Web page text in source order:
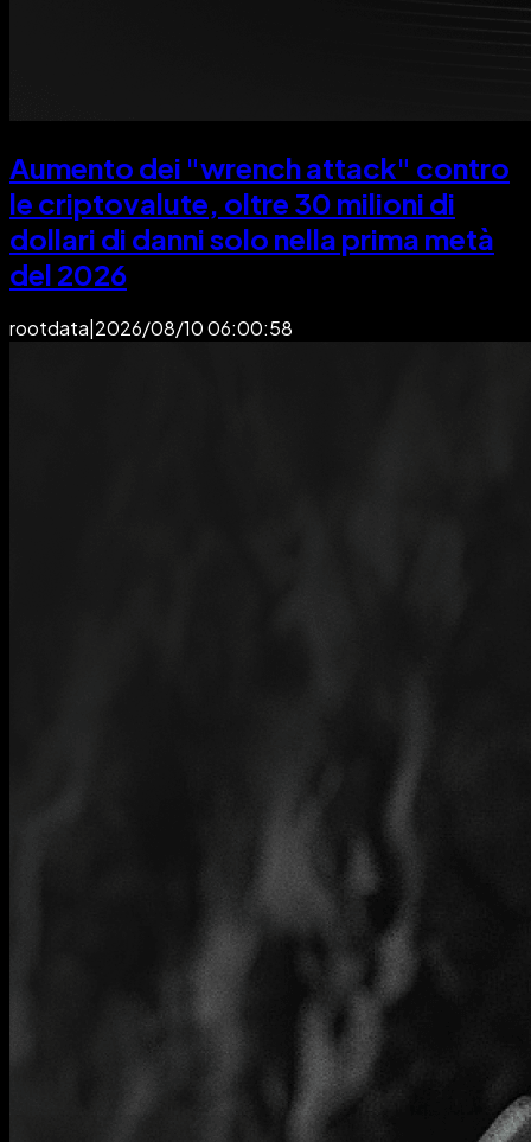
Aumento dei "wrench attack" contro
le criptovalute, oltre 30 milioni di
dollari di danni solo nella prima metà
del 2026
rootdata 2026/08/10 06:00:58